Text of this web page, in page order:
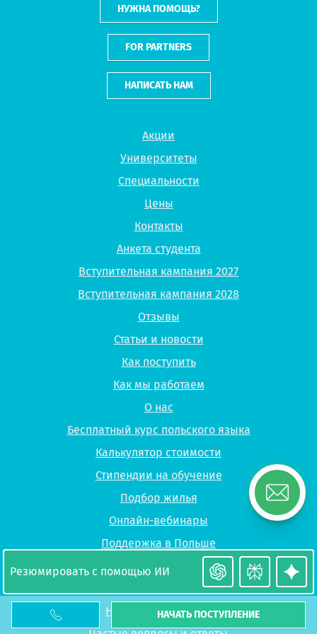
НАЧАТЬ ПОСТУПЛЕНИЕ
Акции
Университеты
Специальности
Цены
Контакты
Анкета студента
Вступительная кампания 2027
Вступительная кампания 2028
Отзывы
Статьи и новости
Как поступить
Как мы работаем
О нас
Бесплатный курс польского языка
Калькулятор стоимости
Стипендии на обучение
Подбор жилья
Онлайн-вебинары
Поддержка в Польше
Правила использования сайта
Политика конфиденциальности
Наши сертификаты
НУЖНА ПОМОЩЬ?
FOR PARTNERS
НАПИСАТЬ НАМ
Резюмировать с помощью ИИ